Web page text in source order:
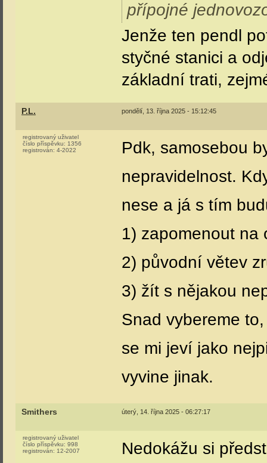
přípojné
Jenže ten pendl
styčné stanici a
základní trati,
P.L. pondělí, 13. října 2025 - 15:12:45
registrovaný uživatel
číslo příspěvku: 1356
registrován: 4-2022
Pdk, samosebou
nepravidelnost.
nese a já s tím
1) zapomenout na
2) původní větev
3) žít s nějakou
Snad vybereme
se mi jeví jako
vyvine jinak.
Smithers úterý, 14. října 2025 - 06:27:17
registrovaný uživatel
číslo příspěvku: 998
registrován: 12-2007
Nedokážu si